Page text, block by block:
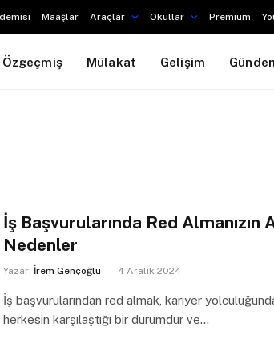
Maaşlar Araçlar Okullar Premium
Özgeçmiş Mülakat Gelişim
İş Başvurularında Red Almanızın
Nedenler
Yazar: İrem Gençoğlu 4 Aralık 2024
İş başvurularından red almak, kariyer
herkesin karşılaştığı bir durumdur ve…